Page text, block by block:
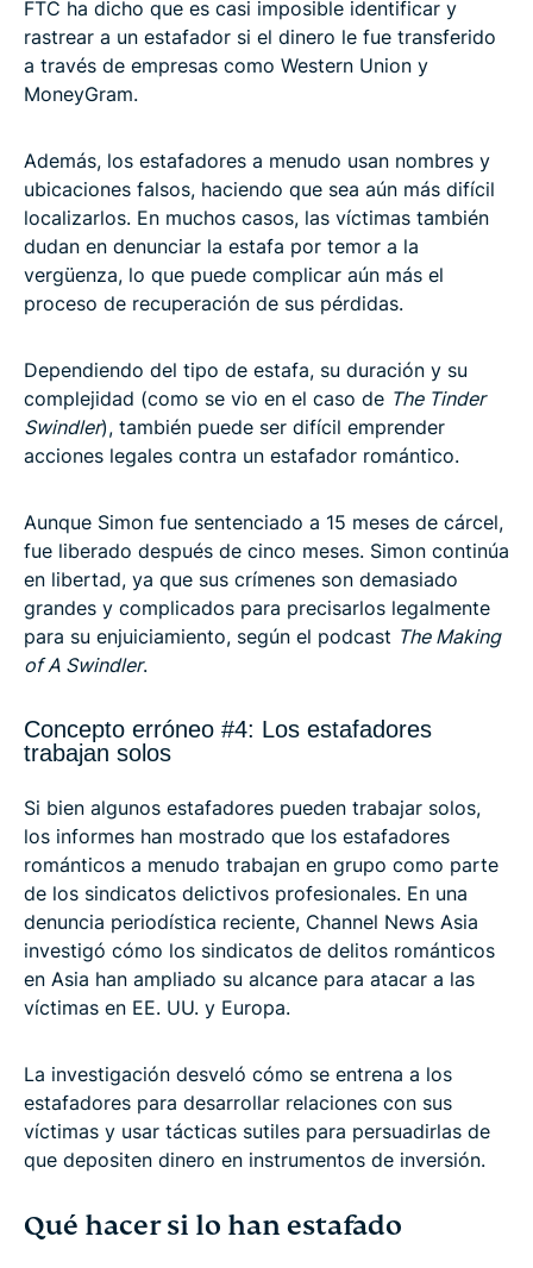
FTC ha dicho que es casi imposible identificar y
rastrear a un estafador si el dinero le fue transferido
a través de empresas como Western Union y
MoneyGram.
Además, los estafadores a menudo usan nombres y
ubicaciones falsos, haciendo que sea aún más difícil
localizarlos. En muchos casos, las víctimas también
dudan en denunciar la estafa por temor a la
vergüenza, lo que puede complicar aún más el
proceso de recuperación de sus pérdidas.
Dependiendo del tipo de estafa, su duración y su
complejidad (como se vio en el caso de The Tinder
Swindler), también puede ser difícil emprender
acciones legales contra un estafador romántico.
Aunque Simon fue sentenciado a 15 meses de cárcel,
fue liberado después de cinco meses. Simon continúa
en libertad, ya que sus crímenes son demasiado
grandes y complicados para precisarlos legalmente
para su enjuiciamiento, según el podcast The Making
of A Swindler.
Concepto erróneo #4: Los estafadores
trabajan solos
Si bien algunos estafadores pueden trabajar solos,
los informes han mostrado que los estafadores
románticos a menudo trabajan en grupo como parte
de los sindicatos delictivos profesionales. En una
denuncia periodística reciente, Channel News Asia
investigó cómo los sindicatos de delitos románticos
en Asia han ampliado su alcance para atacar a las
víctimas en EE. UU. y Europa.
La investigación desveló cómo se entrena a los
estafadores para desarrollar relaciones con sus
víctimas y usar tácticas sutiles para persuadirlas de
que depositen dinero en instrumentos de inversión.
Qué hacer si lo han estafado